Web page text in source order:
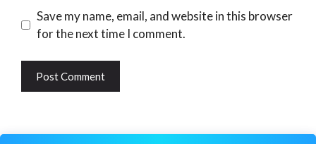
Website
Save my name, email, and website in this browser
for the next time I comment.